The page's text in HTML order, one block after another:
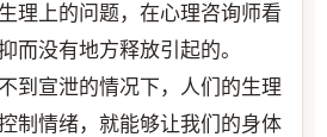
上的问题，在心理咨询师看
而没有地方释放引起的。
宣泄的情况下，人们的生理
制情绪，就能够让我们的身体